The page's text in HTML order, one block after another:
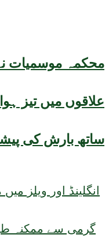
محکمہ موسمیات
علاقوں میں تیز
ساتھ بارش کی